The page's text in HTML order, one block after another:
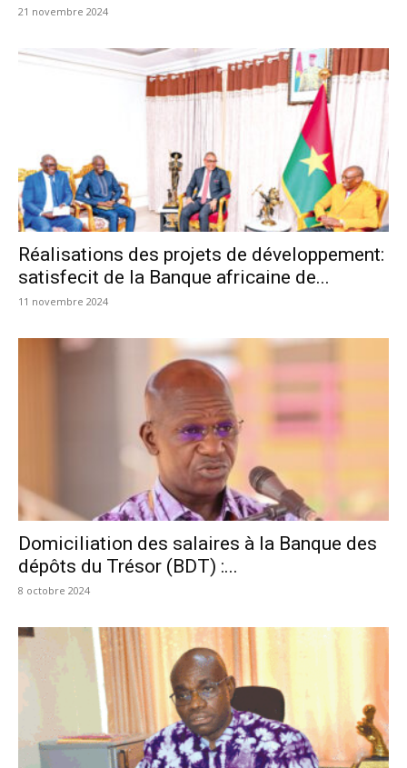
21 novembre 2024
Réalisations des projets de développement:
satisfecit de la Banque africaine de...
11 novembre 2024
Domiciliation des salaires à la Banque des
dépôts du Trésor (BDT) :...
8 octobre 2024